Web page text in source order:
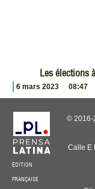
Les élections
6 mars 2023 08:47
ÉDITION
FRANÇAISE
© 2016-
Calle E